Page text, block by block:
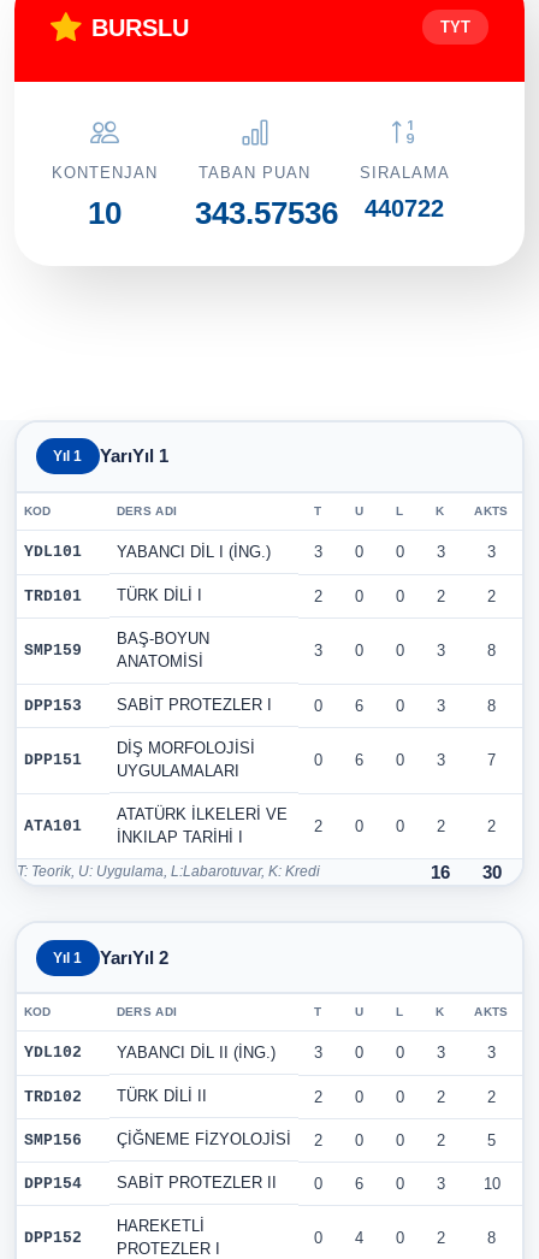
BURSLU TYT
KONTENJAN
10
TABAN PUAN
343.57536
SIRALAMA
440722
Yıl 1 YarıYıl 1
KOD DERS ADI T U L K AKTS
YDL101 YABANCI DİL I (İNG.) 3 0 0 3 3
TRD101 TÜRK DİLİ I 2 0 0 2 2
SMP159
BAŞ-BOYUN
ANATOMİSİ
3 0 0 3 8
DPP153 SABİT PROTEZLER I 0 6 0 3 8
DPP151
DİŞ MORFOLOJİSİ
UYGULAMALARI
0 6 0 3 7
ATA101
ATATÜRK İLKELERİ VE
İNKILAP TARİHİ I
2 0 0 2 2
T: Teorik, U: Uygulama, L:Labarotuvar, K: Kredi 16 30
Yıl 1 YarıYıl 2
KOD DERS ADI T U L K AKTS
YDL102 YABANCI DİL II (İNG.) 3 0 0 3 3
TRD102 TÜRK DİLİ II 2 0 0 2 2
SMP156 ÇİĞNEME FİZYOLOJİSİ 2 0 0 2 5
DPP154 SABİT PROTEZLER II 0 6 0 3 10
DPP152
HAREKETLİ
PROTEZLER I
0 4 0 2 8